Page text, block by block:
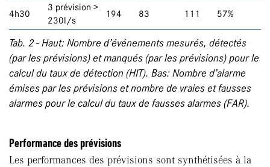
4h30
3 prévision >
230l/s
194 83 111 57%
Tab. 2 - Haut: Nombre d’événements mesurés, détectés
(par les prévisions) et manqués (par les prévisions) pour le
calcul du taux de détection (HIT). Bas: Nombre d’alarme
émises par les prévisions et nombre de vraies et fausses
alarmes pour le calcul du taux de fausses alarmes (FAR).
Performance des prévisions
Les performances des prévisions sont synthétisées à la